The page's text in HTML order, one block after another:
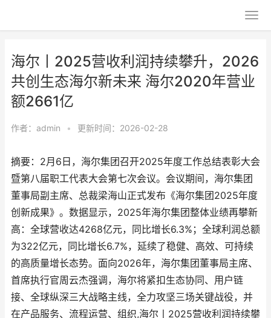
海尔丨2025营收利润持续攀升，2026
共创生态海尔新未来 海尔2020年营业
额2661亿
作者： admin • 更新时间：2026-02-28
摘要：2月6日，海尔集团召开2025年度工作总结表彰大会
暨第八届职工代表大会第七次会议。会议期间，海尔集团
董事局副主席、总裁梁海山正式发布《海尔集团2025年度
创新成果》。数据显示，2025年海尔集团整体业绩再攀新
高：全球营收达4268亿元，同比增长6.3%；全球利润总额
为322亿元，同比增长6.7%，延续了稳健、高效、可持续
的高质量增长态势。面向2026年，海尔集团董事局主席、
首席执行官周云杰强调，海尔将紧扣生态协同、用户链
接、全球纵深三大战略主线，全力攻坚三场关键战役，并
在产品服务、流程运营、组织,海尔丨2025营收利润持续攀